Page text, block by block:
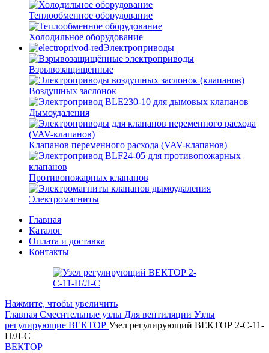
Теплообменное оборудование
Холодильное оборудование
Электроприводы
Взрывозащищённые
Воздушных заслонок
Дымоудаления
Клапанов переменного расхода (VAV-клапанов)
Противопожарных клапанов
Электромагниты
Главная
Каталог
Оплата и доставка
Контакты
Нажмите, чтобы увеличить
Главная Смесительные узлы Для вентиляции Узлы
регулирующие ВЕКТОР Узел регулирующий ВЕКТОР 2-С-11-
П/Л-С
ВЕКТОР